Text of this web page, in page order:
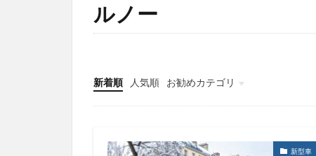
ルノー
新着順 人気順
お勧めカテゴリ
アルピーヌ
車
ヤマハ発動機
新型車